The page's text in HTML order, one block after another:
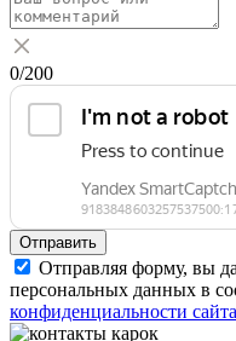
0/200
Отправить
Отправляя форму, вы
персональных данных в
конфиденциальности сайта